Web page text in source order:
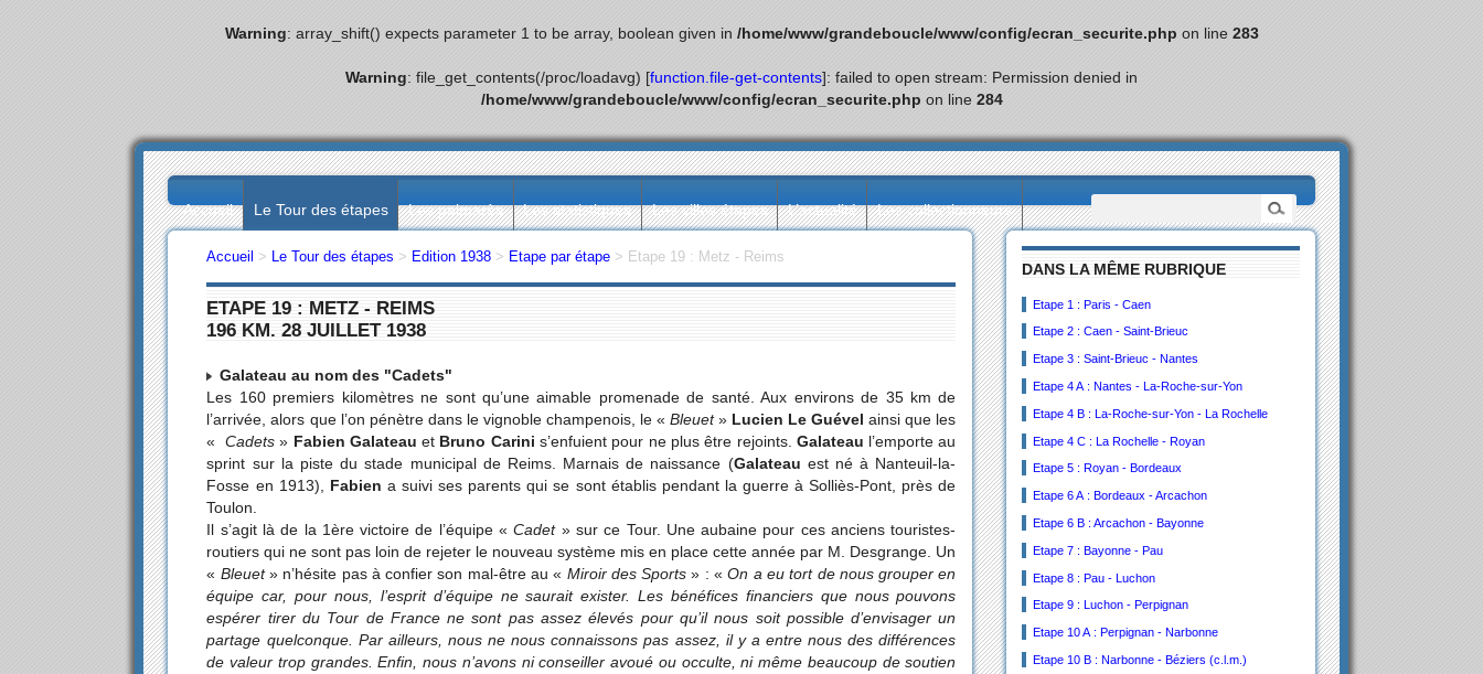
Warning: array_shift() expects parameter 1 to be array, boolean given in /home/www/grandeboucle/www/config/ecran_securite.php on line 283
Warning: file_get_contents(/proc/loadavg) [function.file-get-contents]: failed to open stream: Permission denied in
/home/www/grandeboucle/www/config/ecran_securite.php on line 284
Accueil Le Tour des étapes Les palmarès Les statistiques Les villes étapes L’actualité Les collectionneurs
DANS LA MÊME RUBRIQUE
Etape 1 : Paris - Caen
Etape 2 : Caen - Saint-Brieuc
Etape 3 : Saint-Brieuc - Nantes
Etape 4 A : Nantes - La-Roche-sur-Yon
Etape 4 B : La-Roche-sur-Yon - La Rochelle
Etape 4 C : La Rochelle - Royan
Etape 5 : Royan - Bordeaux
Etape 6 A : Bordeaux - Arcachon
Etape 6 B : Arcachon - Bayonne
Etape 7 : Bayonne - Pau
Etape 8 : Pau - Luchon
Etape 9 : Luchon - Perpignan
Etape 10 A : Perpignan - Narbonne
Etape 10 B : Narbonne - Béziers (c.l.m.)
Accueil > Le Tour des étapes > Edition 1938 > Etape par étape > Etape 19 : Metz - Reims
ETAPE 19 : METZ - REIMS
196 KM. 28 JUILLET 1938
Galateau au nom des "Cadets"
Les 160 premiers kilomètres ne sont qu’une aimable promenade de santé. Aux environs de 35 km de
l’arrivée, alors que l’on pénètre dans le vignoble champenois, le «Bleuet» Lucien Le Guével ainsi que les
«
Cadets» Fabien Galateau et Bruno Carini s’enfuient pour ne plus être rejoints. Galateau l’emporte au
sprint sur la piste du stade municipal de Reims. Marnais de naissance (Galateau est né à Nanteuil-la-
Fosse en 1913), Fabien a suivi ses parents qui se sont établis pendant la guerre à Solliès-Pont, près de
Toulon.
Il s’agit là de la 1ère victoire de l’équipe «Cadet» sur ce Tour. Une aubaine pour ces anciens touristes-
routiers qui ne sont pas loin de rejeter le nouveau système mis en place cette année par M. Desgrange. Un
« Bleuet» n’hésite pas à confier son mal-être au « Miroir des Sports » : «On a eu tort de nous grouper en
équipe car, pour nous, l’esprit d’équipe ne saurait exister. Les bénéfices financiers que nous pouvons
espérer tirer du Tour de France ne sont pas assez élevés pour qu’il nous soit possible d’envisager un
partage quelconque. Par ailleurs, nous ne nous connaissons pas assez, il y a entre nous des différences
de valeur trop grandes. Enfin, nous n’avons ni conseiller avoué ou occulte, ni même beaucoup de soutien